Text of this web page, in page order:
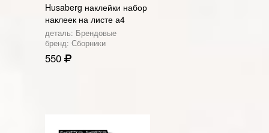
Husaberg наклейки набор
наклеек на листе а4
деталь: Брендовые
бренд: Сборники
550